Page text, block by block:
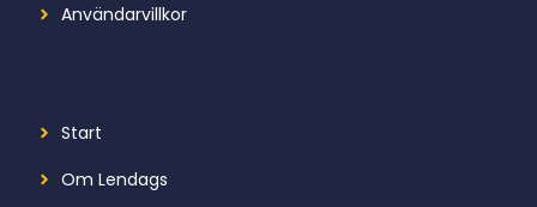
Användarvillkor
Start
Om Lendags